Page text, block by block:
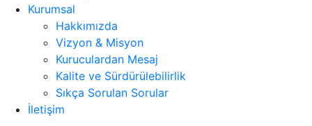
Kurumsal
Hakkımızda
Vizyon & Misyon
Kuruculardan Mesaj
Kalite ve Sürdürülebilirlik
Sıkça Sorulan Sorular
İletişim